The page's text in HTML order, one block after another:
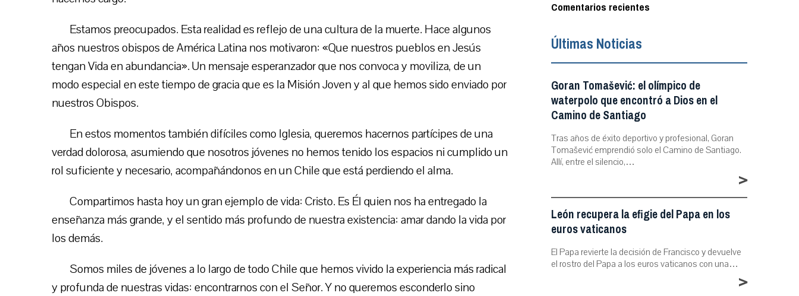
Estamos preocupados. Esta realidad es reflejo de una cultura de la muerte. Hace algunos
años nuestros obispos de América Latina nos motivaron: «Que nuestros pueblos en Jesús
tengan Vida en abundancia». Un mensaje esperanzador que nos convoca y moviliza, de un
modo especial en este tiempo de gracia que es la Misión Joven y al que hemos sido enviado por
nuestros Obispos.
En estos momentos también difíciles como Iglesia, queremos hacernos partícipes de una
verdad dolorosa, asumiendo que nosotros jóvenes no hemos tenido los espacios ni cumplido un
rol suficiente y necesario, acompañándonos en un Chile que está perdiendo el alma.
Compartimos hasta hoy un gran ejemplo de vida: Cristo. Es Él quien nos ha entregado la
enseñanza más grande, y el sentido más profundo de nuestra existencia: amar dando la vida por
los demás.
Somos miles de jóvenes a lo largo de todo Chile que hemos vivido la experiencia más radical
y profunda de nuestras vidas: encontrarnos con el Señor. Y no queremos esconderlo sino
Comentarios recientes
Últimas Noticias
Goran Tomašević: el olímpico de
waterpolo que encontró a Dios en el
Camino de Santiago
Tras años de éxito deportivo y profesional, Goran
Tomašević emprendió solo el Camino de Santiago.
Allí, entre el silencio,…
>
León recupera la efigie del Papa en los
euros vaticanos
El Papa revierte la decisión de Francisco y devuelve
el rostro del Papa a los euros vaticanos con una…
>